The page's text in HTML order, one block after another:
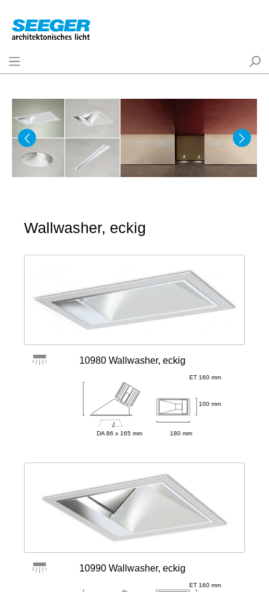
Wallwasher, eckig
10980 Wallwasher, eckig
ET 160 mm
100 mm
DA 86 x 165 mm 180 mm
10990 Wallwasher, eckig
ET 160 mm